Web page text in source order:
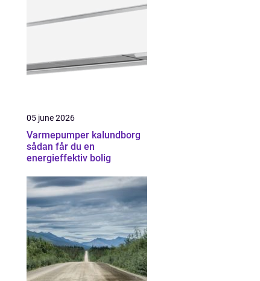
05 june 2026
Varmepumper kalundborg
sådan får du en
energieffektiv bolig